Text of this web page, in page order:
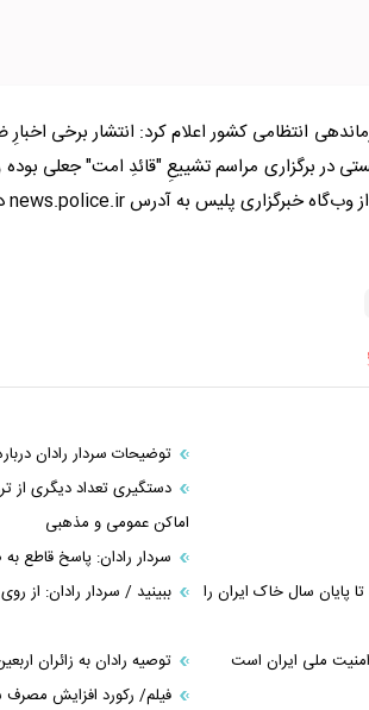
انتظامی کشور اعلام کرد:‌ انتشار برخی
در برگزاری مراسم تشییعِ "قائدِ امت" جعلی بوده
وب‌گاه خبرگزاری پلیس به آدرس news.police.ir دریافت نمایند.
توضیحات سردار رادان
دستگیری تعداد دیگری از
اماکن عمومی و مذهبی
سردار رادان: پاسخ قاطع
باید تا پایان سال خاک ایران را
ببینید / سردار رادان: از
ملی ایران است
توصیه رادان به زائران
فیلم/ رکورد افزایش